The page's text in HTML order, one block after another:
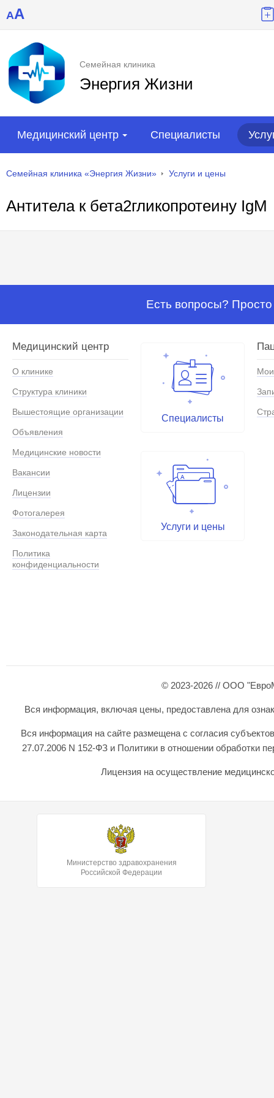
AA
Семейная клиника
Энергия Жизни
Медицинский центр Специалисты
Семейная клиника «Энергия Жизни» Услуги и цены
Антитела к бета2гликопротеину IgM
Есть вопросы?
Медицинский центр
О клинике
Структура клиники
Вышестоящие организации
Объявления
Медицинские новости
Вакансии
Лицензии
Фотогалерея
Законодательная карта
Политика
конфиденциальности
Специалисты
Услуги и цены
© 2023-2026 // ООО
Вся информация, включая цены, предоставлена для
Вся информация на сайте размещена с согласия
27.07.2006 N 152-ФЗ и Политики в отношении обработки
Лицензия на осуществление
Министерство здравохранения
Российской Федерации